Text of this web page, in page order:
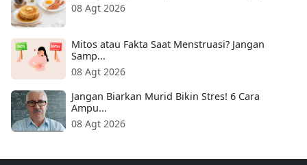
08 Agt 2026
Mitos atau Fakta Saat Menstruasi? Jangan
Samp...
08 Agt 2026
Jangan Biarkan Murid Bikin Stres! 6 Cara
Ampu...
08 Agt 2026